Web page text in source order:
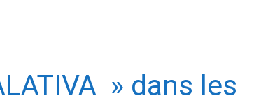
» dans les